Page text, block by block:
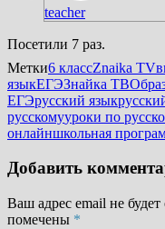
teacher
Посетили 7 раз.
Метки6 классZnaika TV
языкЕГЭЗнайка ТВ
ЕГЭрусский язык
русскомууроки по
онлайншкольная
Добавить
Ваш адрес email не
помечены *